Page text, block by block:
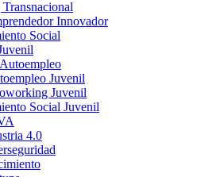
Innovador
Social
Juvenil
Juvenil
Social Juvenil
4.0